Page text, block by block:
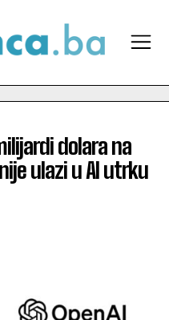
dolara na
ulazi u AI utrku